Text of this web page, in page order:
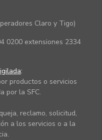
Claro y Tigo)
0200 extensiones 2334
:
productos o servicios
por la SFC.
reclamo, solicitud,
a los servicios o a la